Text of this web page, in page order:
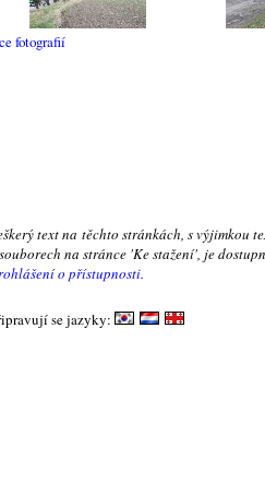
fotografií
text na těchto stránkách, s výjimkou
na stránce 'Ke stažení', je
o přístupnosti.
se jazyky: